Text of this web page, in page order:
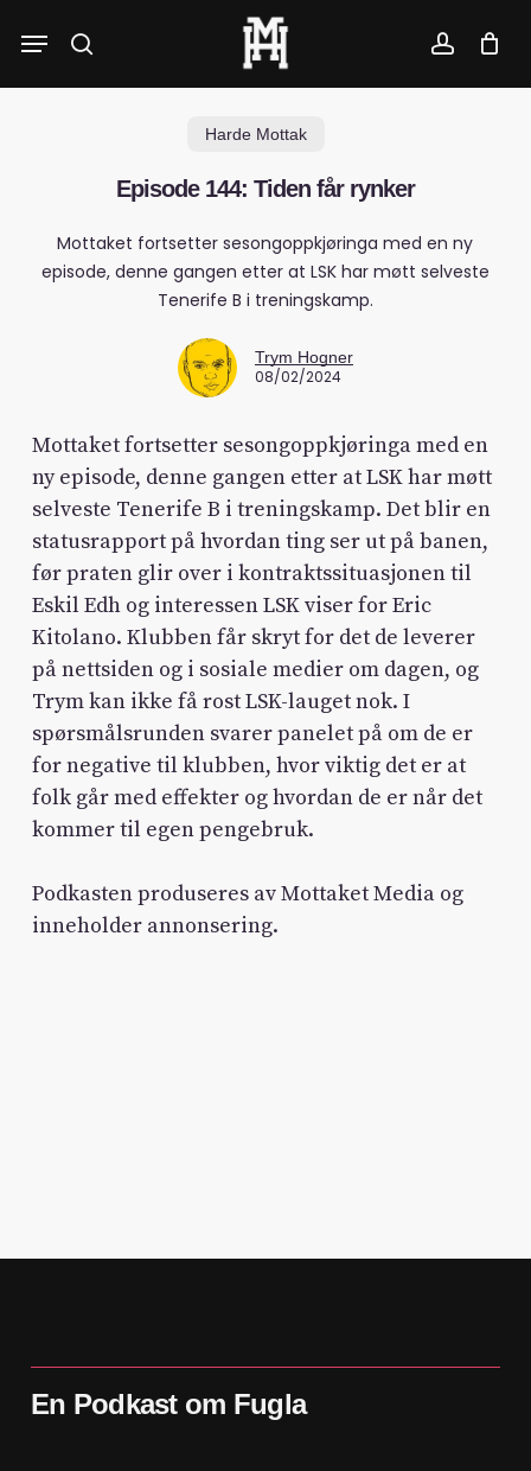
search account
Menu
Harde Mottak
Episode 144: Tiden får rynker
Mottaket fortsetter sesongoppkjøringa med en ny
episode, denne gangen etter at LSK har møtt selveste
Tenerife B i treningskamp.
Trym Hogner
08/02/2024
Mottaket fortsetter sesongoppkjøringa med en
ny episode, denne gangen etter at LSK har møtt
selveste Tenerife B i treningskamp. Det blir en
statusrapport på hvordan ting ser ut på banen,
før praten glir over i kontraktssituasjonen til
Eskil Edh og interessen LSK viser for Eric
Kitolano. Klubben får skryt for det de leverer
på nettsiden og i sosiale medier om dagen, og
Trym kan ikke få rost LSK-lauget nok. I
spørsmålsrunden svarer panelet på om de er
for negative til klubben, hvor viktig det er at
folk går med effekter og hvordan de er når det
kommer til egen pengebruk.
Podkasten produseres av Mottaket Media og
inneholder annonsering.
En Podkast om Fugla